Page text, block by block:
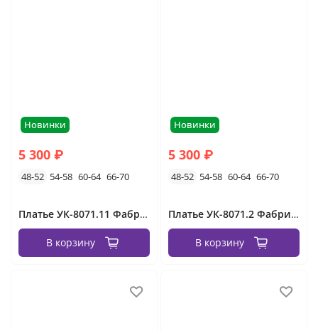
Новинки
5 300 ₽
48-52 54-58 60-64 66-70
Платье УК-8071.11 Фабрика Моды
В корзину
Новинки
5 300 ₽
48-52 54-58 60-64 66-70
Платье УК-8071.2 Фабрика Моды
В корзину